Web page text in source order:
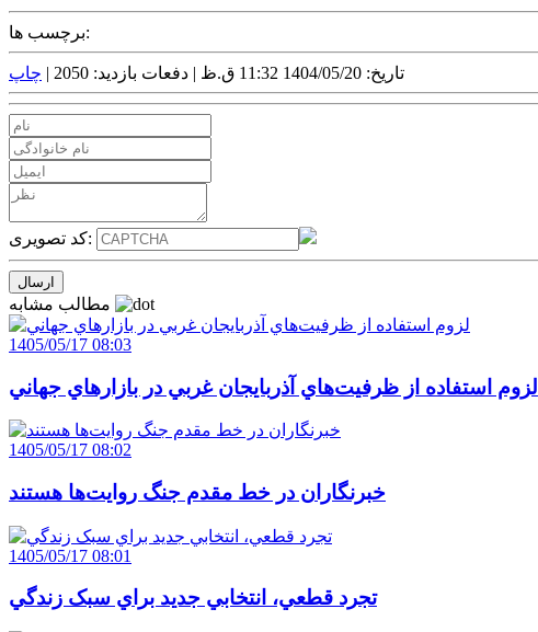
برچسب ها:
تاریخ: 1404/05/20 11:32 ق.ظ | دفعات بازدید: 2050 | چاپ
کد تصویری:
1405/05/17 08:03
لزوم استفاده از ظرفيت‌هاي آذربايجان غربي در بازارهاي جهاني
1405/05/17 08:02
خبرنگاران در خط مقدم جنگ روايت‌ها هستند
1405/05/17 08:01
تجرد قطعي، انتخابي جديد براي سبک زندگي